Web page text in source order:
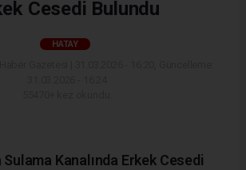
Cesedi Bulundu
HATAY
Sulama Kanalında Erkek Cesedi